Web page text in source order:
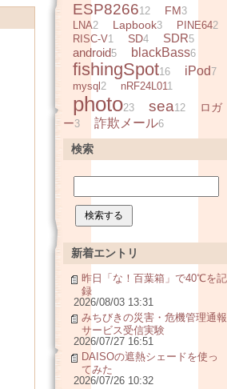
ESP826612 FM3
LNA2 Lapbook3 PINE642
RISC-V1 SD4 SDR5
android5 blackBass6
fishingSpot16 iPod7
mysql 2 nRF24L011
photo23 sea12
ロガ
ー3 詐欺メール6
検索
新着エントリ
昨日「な！百葉箱」で40℃を記
録
2026/08/03 13:31
みちびきの災害・危機管理通報
サービス受信実験
2026/07/27 16:51
DAISOの遮熱シェードを使っ
てみた
2026/07/26 10:32